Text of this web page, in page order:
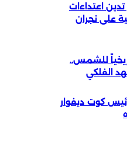
اعتداءات
على نجران
للشمس..
الفلكي
كوت ديفوار